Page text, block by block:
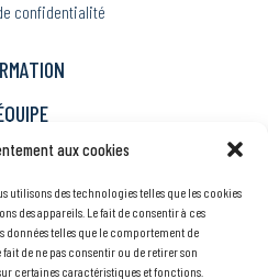
aux cookies
utilisons des technologies telles que les cookies
des appareils. Le fait de consentir à ces
telles que le comportement de
de ne pas consentir ou de retirer son
certaines caractéristiques et fonctions.
confidentialité
/ PARTENAIRES